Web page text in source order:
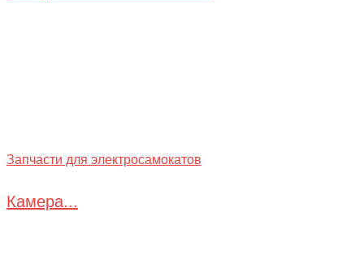
Запчасти для электросамокатов
Камера...